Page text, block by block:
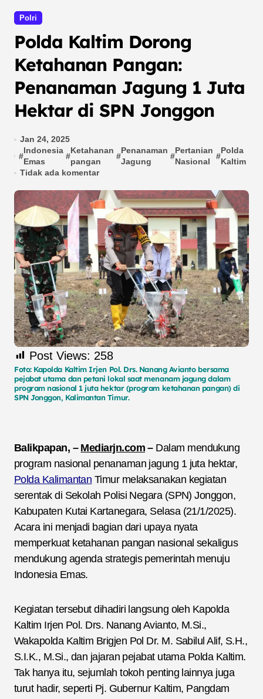
Polri
Polda Kaltim Dorong
Ketahanan Pangan:
Penanaman Jagung 1 Juta
Hektar di SPN Jonggon
Jan 24, 2025
#
Indonesia
Emas
#
Ketahanan
pangan
#
Penanaman
Jagung
#
Pertanian
Nasional
#
Polda
Kaltim
Tidak ada komentar
Post Views: 258
Foto: Kapolda Kaltim Irjen Pol. Drs. Nanang Avianto bersama
pejabat utama dan petani lokal saat menanam jagung dalam
program nasional 1 juta hektar (program ketahanan pangan) di
SPN Jonggon, Kalimantan Timur.
Balikpapan, – Mediarjn.com–Dalam mendukung
program nasional penanaman jagung 1 juta hektar,
Polda Kalimantan Timur melaksanakan kegiatan
serentak di Sekolah Polisi Negara (SPN) Jonggon,
Kabupaten Kutai Kartanegara, Selasa (21/1/2025).
Acara ini menjadi bagian dari upaya nyata
memperkuat ketahanan pangan nasional sekaligus
mendukung agenda strategis pemerintah menuju
Indonesia Emas.
Kegiatan tersebut dihadiri langsung oleh Kapolda
Kaltim Irjen Pol. Drs. Nanang Avianto, M.Si.,
Wakapolda Kaltim Brigjen Pol Dr. M. Sabilul Alif, S.H.,
S.I.K., M.Si., dan jajaran pejabat utama Polda Kaltim.
Tak hanya itu, sejumlah tokoh penting lainnya juga
turut hadir, seperti Pj. Gubernur Kaltim, Pangdam